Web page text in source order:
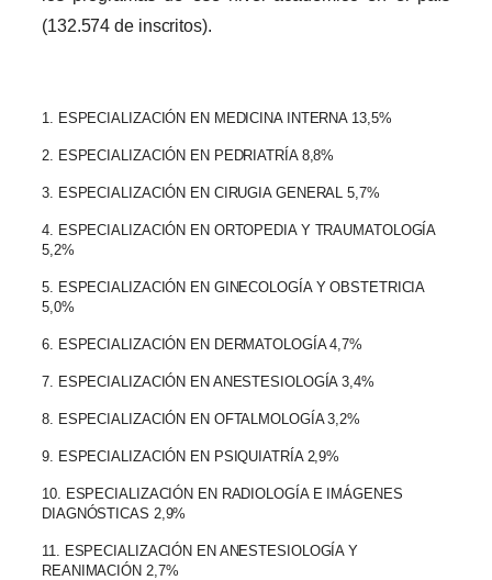
(132.574 de inscritos).
1. ESPECIALIZACIÓN EN MEDICINA INTERNA 13,5%
2. ESPECIALIZACIÓN EN PEDRIATRÍA 8,8%
3. ESPECIALIZACIÓN EN CIRUGIA GENERAL 5,7%
4. ESPECIALIZACIÓN EN ORTOPEDIA Y TRAUMATOLOGÍA
5,2%
5. ESPECIALIZACIÓN EN GINECOLOGÍA Y OBSTETRICIA
5,0%
6. ESPECIALIZACIÓN EN DERMATOLOGÍA 4,7%
7. ESPECIALIZACIÓN EN ANESTESIOLOGÍA 3,4%
8. ESPECIALIZACIÓN EN OFTALMOLOGÍA 3,2%
9. ESPECIALIZACIÓN EN PSIQUIATRÍA 2,9%
10. ESPECIALIZACIÓN EN RADIOLOGÍA E IMÁGENES
DIAGNÓSTICAS 2,9%
11. ESPECIALIZACIÓN EN ANESTESIOLOGÍA Y
REANIMACIÓN 2,7%